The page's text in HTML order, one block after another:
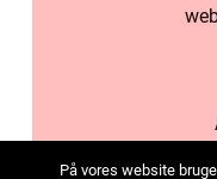
På vores website